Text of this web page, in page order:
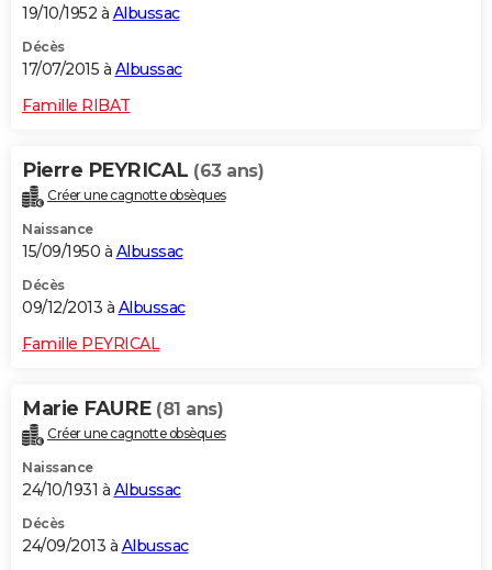
19/10/1952 à Albussac
Décès
17/07/2015 à Albussac
Famille RIBAT
Pierre PEYRICAL (63 ans)
Créer une cagnotte obsèques
Naissance
15/09/1950 à Albussac
Décès
09/12/2013 à Albussac
Famille PEYRICAL
Marie FAURE (81 ans)
Créer une cagnotte obsèques
Naissance
24/10/1931 à Albussac
Décès
24/09/2013 à Albussac